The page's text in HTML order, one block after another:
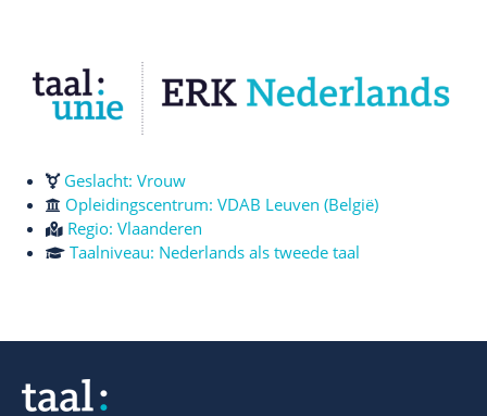
Geslacht: Vrouw
Opleidingscentrum: VDAB Leuven (België)
Regio: Vlaanderen
Taalniveau: Nederlands als tweede taal